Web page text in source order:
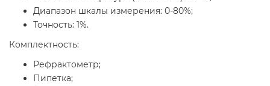
Диапазон шкалы измерения: 0-80%;
Точность: 1%.
Комплектность:
Рефрактометр;
Пипетка;